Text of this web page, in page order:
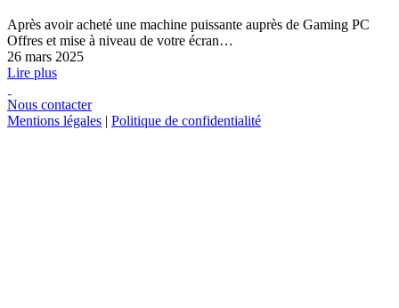
Après avoir acheté une machine puissante auprès de Gaming PC
Offres et mise à niveau de votre écran…
26 mars 2025
Lire plus
Nous contacter
Mentions légales | Politique de confidentialité